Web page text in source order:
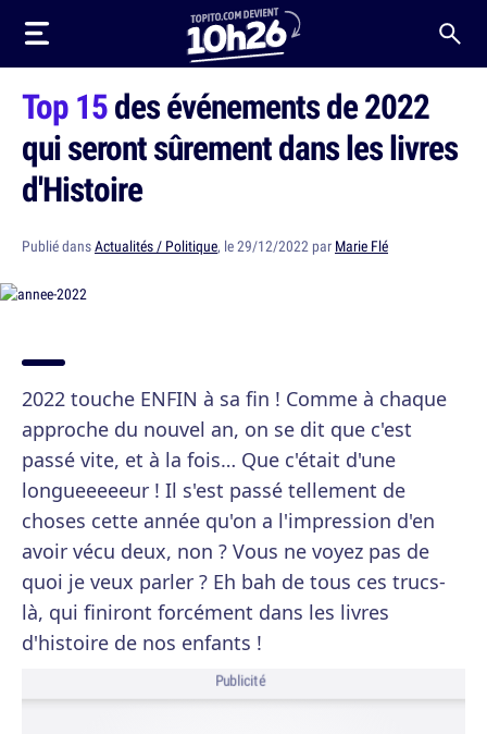
Top 15des événements de 2022
qui seront sûrement dans les livres
d'Histoire
Publié dansActualités / Politique, le 29/12/2022 par Marie Flé
2022 touche ENFIN à sa fin ! Comme à chaque
approche du nouvel an, on se dit que c'est
passé vite, et à la fois… Que c'était d'une
longueeeeeur ! Il s'est passé tellement de
choses cette année qu'on a l'impression d'en
avoir vécu deux, non ? Vous ne voyez pas de
quoi je veux parler ? Eh bah de tous ces trucs-
là, qui finiront forcément dans les livres
d'histoire de nos enfants !
Publicité